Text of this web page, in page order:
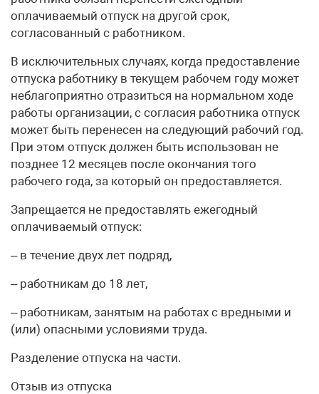
оплачиваемый отпуск на другой срок,
согласованный с работником.
В исключительных случаях, когда предоставление
отпуска работнику в текущем рабочем году может
неблагоприятно отразиться на нормальном ходе
работы организации, с согласия работника отпуск
может быть перенесен на следующий рабочий год.
При этом отпуск должен быть использован не
позднее 12 месяцев после окончания того
рабочего года, за который он предоставляется.
Запрещается не предоставлять ежегодный
оплачиваемый отпуск:
– в течение двух лет подряд,
– работникам до 18 лет,
– работникам, занятым на работах с вредными и
(или) опасными условиями труда.
Разделение отпуска на части.
Отзыв из отпуска